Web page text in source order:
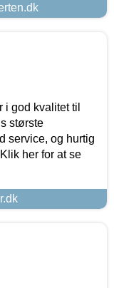
i god kvalitet til
største
service, og hurtig
her for at se